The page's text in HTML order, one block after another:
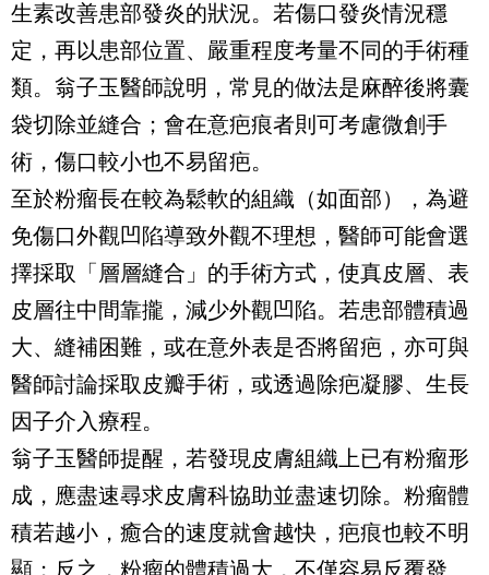
生素改善患部發炎的狀況。若傷口發炎情況穩
定，再以患部位置、嚴重程度考量不同的手術種
類。翁子玉醫師說明，常見的做法是麻醉後將囊
袋切除並縫合；會在意疤痕者則可考慮微創手
術，傷口較小也不易留疤。
至於粉瘤長在較為鬆軟的組織（如面部），為避
免傷口外觀凹陷導致外觀不理想，醫師可能會選
擇採取「層層縫合」的手術方式，使真皮層、表
皮層往中間靠攏，減少外觀凹陷。若患部體積過
大、縫補困難，或在意外表是否將留疤，亦可與
醫師討論採取皮瓣手術，或透過除疤凝膠、生長
因子介入療程。
翁子玉醫師提醒，若發現皮膚組織上已有粉瘤形
成，應盡速尋求皮膚科協助並盡速切除。粉瘤體
積若越小，癒合的速度就會越快，疤痕也較不明
顯；反之，粉瘤的體積過大，不僅容易反覆發